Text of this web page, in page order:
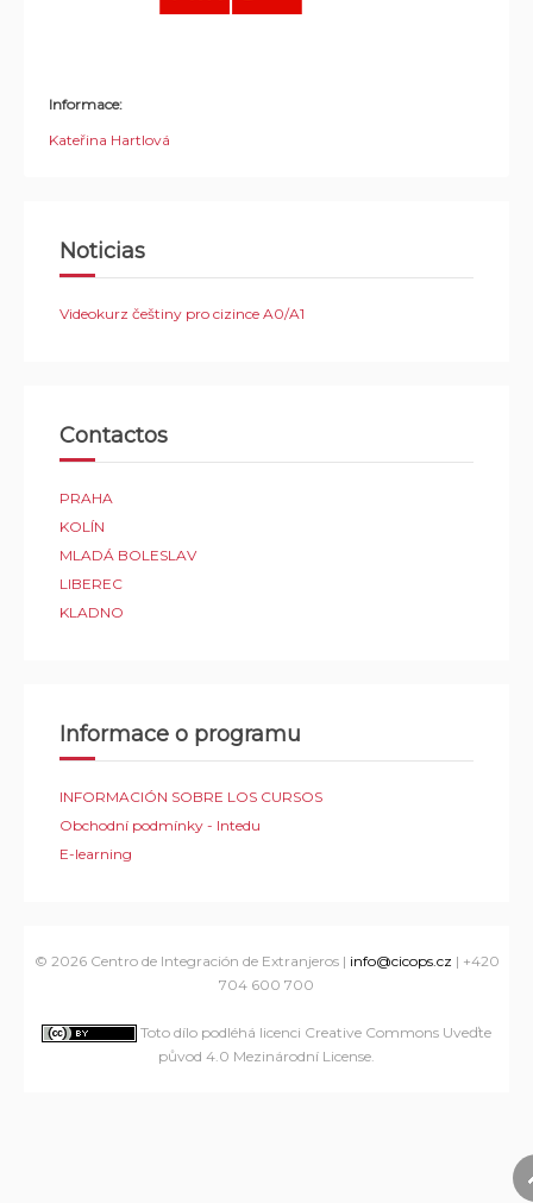
Informace:
Kateřina Hartlová
Noticias
Videokurz češtiny pro cizince A0/A1
Contactos
PRAHA
KOLÍN
MLADÁ BOLESLAV
LIBEREC
KLADNO
Informace o programu
INFORMACIÓN SOBRE LOS CURSOS
Obchodní podmínky - Intedu
E-learning
© 2026 Centro de Integración de Extranjeros| info@cicops.cz | +420
704 600 700
Toto dílo podléhá licenci Creative Commons Uveďte
původ 4.0 Mezinárodní License.